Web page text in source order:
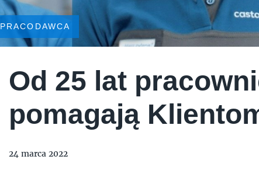
PRACODAWCA
Od 25 lat
pomagają
24 marca 2022